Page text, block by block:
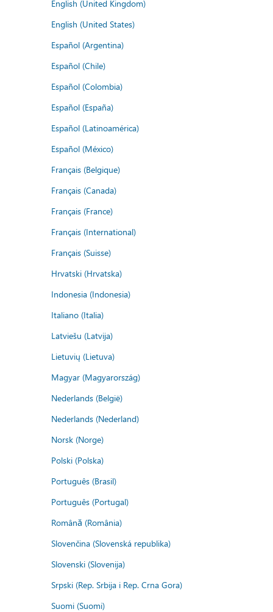
English (United Kingdom)
English (United States)
Español (Argentina)
Español (Chile)
Español (Colombia)
Español (España)
Español (Latinoamérica)
Español (México)
Français (Belgique)
Français (Canada)
Français (France)
Français (International)
Français (Suisse)
Hrvatski (Hrvatska)
Indonesia (Indonesia)
Italiano (Italia)
Latviešu (Latvija)
Lietuvių (Lietuva)
Magyar (Magyarország)
Nederlands (België)
Nederlands (Nederland)
Norsk (Norge)
Polski (Polska)
Português (Brasil)
Português (Portugal)
Română (România)
Slovenčina (Slovenská republika)
Slovenski (Slovenija)
Srpski (Rep. Srbija i Rep. Crna Gora)
Suomi (Suomi)